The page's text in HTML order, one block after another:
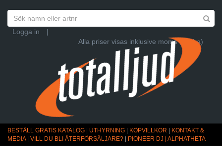
Logga in
|
Alla priser visas inklusive moms (Ändra)
BESTÄLL GRATIS KATALOG UTHYRNING KÖPVILLKOR
KONTAKT &
MEDIA| VILL DU BLI ÅTERFÖRSÄLJARE? PIONEER DJ | ALPHATHETA